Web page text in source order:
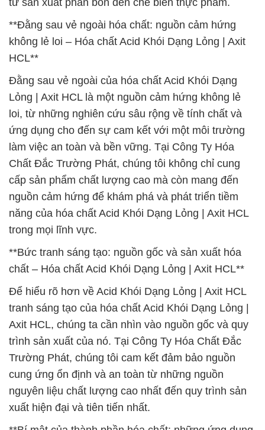
từ sản xuất phân bón đến chế biến thực phẩm.
**Đằng sau vẻ ngoài hóa chất: nguồn cảm hứng
không lẻ loi – Hóa chất Acid Khói Dạng Lỏng | Axit
HCL**
Đằng sau vẻ ngoài của hóa chất Acid Khói Dạng
Lỏng | Axit HCL là một nguồn cảm hứng không lẻ
loi, từ những nghiên cứu sâu rộng về tính chất và
ứng dụng cho đến sự cam kết với một môi trường
làm việc an toàn và bền vững. Tại Công Ty Hóa
Chất Đắc Trường Phát, chúng tôi không chỉ cung
cấp sản phẩm chất lượng cao mà còn mang đến
nguồn cảm hứng để khám phá và phát triển tiềm
năng của hóa chất Acid Khói Dạng Lỏng | Axit HCL
trong mọi lĩnh vực.
**Bức tranh sáng tạo: nguồn gốc và sản xuất hóa
chất – Hóa chất Acid Khói Dạng Lỏng | Axit HCL**
Để hiểu rõ hơn về Acid Khói Dạng Lỏng | Axit HCL
tranh sáng tạo của hóa chất Acid Khói Dạng Lỏng |
Axit HCL, chúng ta cần nhìn vào nguồn gốc và quy
trình sản xuất của nó. Tại Công Ty Hóa Chất Đắc
Trường Phát, chúng tôi cam kết đảm bảo nguồn
cung ứng ổn định và an toàn từ những nguồn
nguyên liệu chất lượng cao nhất đến quy trình sản
xuất hiện đại và tiên tiến nhất.